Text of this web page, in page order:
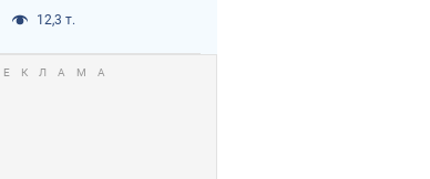
12,3 т.